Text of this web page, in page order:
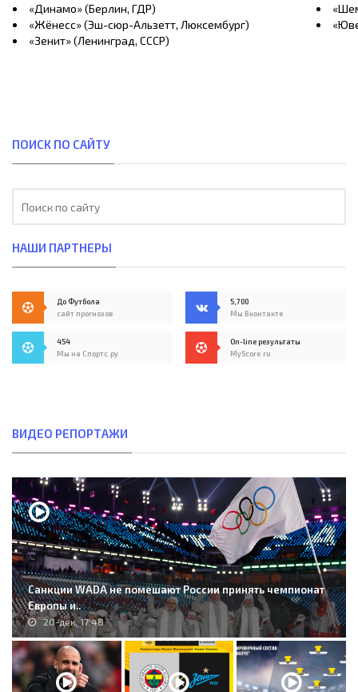
«Динамо» (Берлин, ГДР)
«Жёнесс» (Эш-сюр-Альзетт, Люксембург)
«Зенит» (Ленинград, СССР)
ПОИСК ПО САЙТУ
НАШИ ПАРТНЕРЫ
До Футбола
сайт прогнозов
5,700
Мы Вконтакте
454
Мы на Спортс.ру
On-line результаты
MyScore.ru
ВИДЕО РЕПОРТАЖИ
Санкции WADA не помешают России принять чемпионат
Европы и..
20-дек, 17:48